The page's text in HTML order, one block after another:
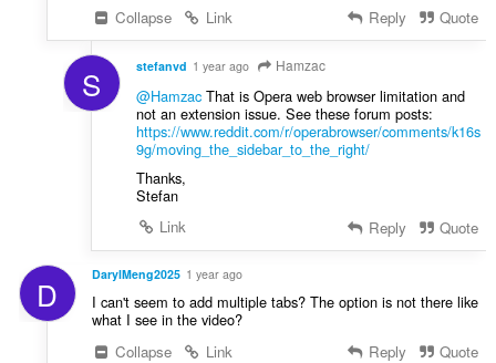
Collapse
Link Reply Quote
S stefanvd 1 year ago Hamzac
@HamzacThat is Opera web browser limitation and
not an extension issue. See these forum posts:
https://www.reddit.com/r/operabrowser/comments/k16s
9g/moving_the_sidebar_to_the_right/
Thanks,
Stefan
Link
Reply Quote
D DarylMeng2025 1 year ago
I can't seem to add multiple tabs? The option is not there like
what I see in the video?
Collapse
Link Reply Quote